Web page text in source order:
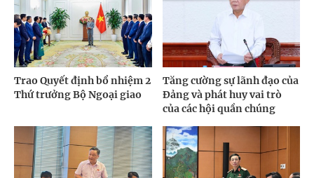
Trao Quyết định bổ nhiệm 2
Thứ trưởng Bộ Ngoại giao
Tăng cường sự lãnh đạo của
Đảng và phát huy vai trò
của các hội quần chúng